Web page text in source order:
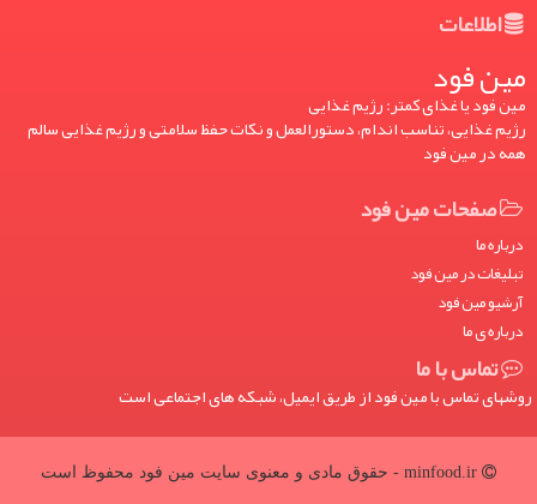
اطلاعات
مین فود
مین فود یا غذای کمتر: رژیم غذایی
رژیم غذایی، تناسب اندام، دستورالعمل و نکات حفظ سلامتی و رژیم غذایی سالم
همه در مین فود
صفحات مین فود
درباره ما
تبلیغات در مین فود
آرشیو مین فود
درباره ی ما
تماس با ما
روشهای تماس با مین فود از طریق ایمیل، شبکه های اجتماعی است